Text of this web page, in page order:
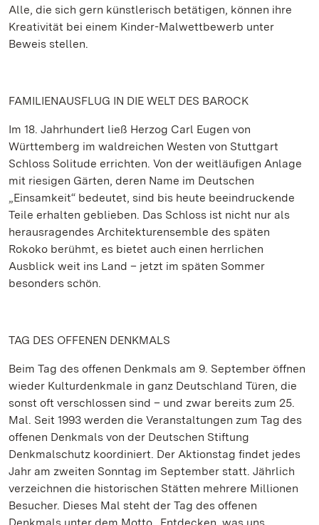
Alle, die sich gern künstlerisch betätigen, können ihre
Kreativität bei einem Kinder-Malwettbewerb unter
Beweis stellen.
FAMILIENAUSFLUG IN DIE WELT DES BAROCK
Im 18. Jahrhundert ließ Herzog Carl Eugen von
Württemberg im waldreichen Westen von Stuttgart
Schloss Solitude errichten. Von der weitläufigen Anlage
mit riesigen Gärten, deren Name im Deutschen
„Einsamkeit“ bedeutet, sind bis heute beeindruckende
Teile erhalten geblieben. Das Schloss ist nicht nur als
herausragendes Architekturensemble des späten
Rokoko berühmt, es bietet auch einen herrlichen
Ausblick weit ins Land – jetzt im späten Sommer
besonders schön.
TAG DES OFFENEN DENKMALS
Beim Tag des offenen Denkmals am 9. September öffnen
wieder Kulturdenkmale in ganz Deutschland Türen, die
sonst oft verschlossen sind – und zwar bereits zum 25.
Mal. Seit 1993 werden die Veranstaltungen zum Tag des
offenen Denkmals von der Deutschen Stiftung
Denkmalschutz koordiniert. Der Aktionstag findet jedes
Jahr am zweiten Sonntag im September statt. Jährlich
verzeichnen die historischen Stätten mehrere Millionen
Besucher. Dieses Mal steht der Tag des offenen